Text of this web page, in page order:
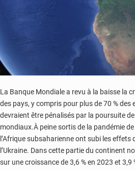
La Banque Mondiale a revu à la baisse la
des pays, y compris pour plus de 70 %
devraient être pénalisés par la poursuite
mondiaux.À peine sortis de la pandémie
l’Afrique subsaharienne ont subi les effets
l’Ukraine. Dans cette partie du continent
sur une croissance de 3,6 % en 2023 et 3,9